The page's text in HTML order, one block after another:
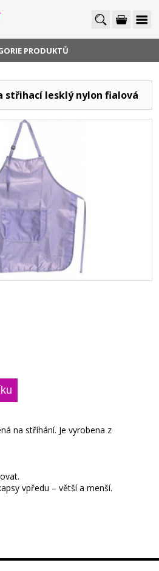
PRODUKTŮ
střihací lesklý nylon fialová
na stříhání. Je vyrobena z
vpředu – větší a menší.